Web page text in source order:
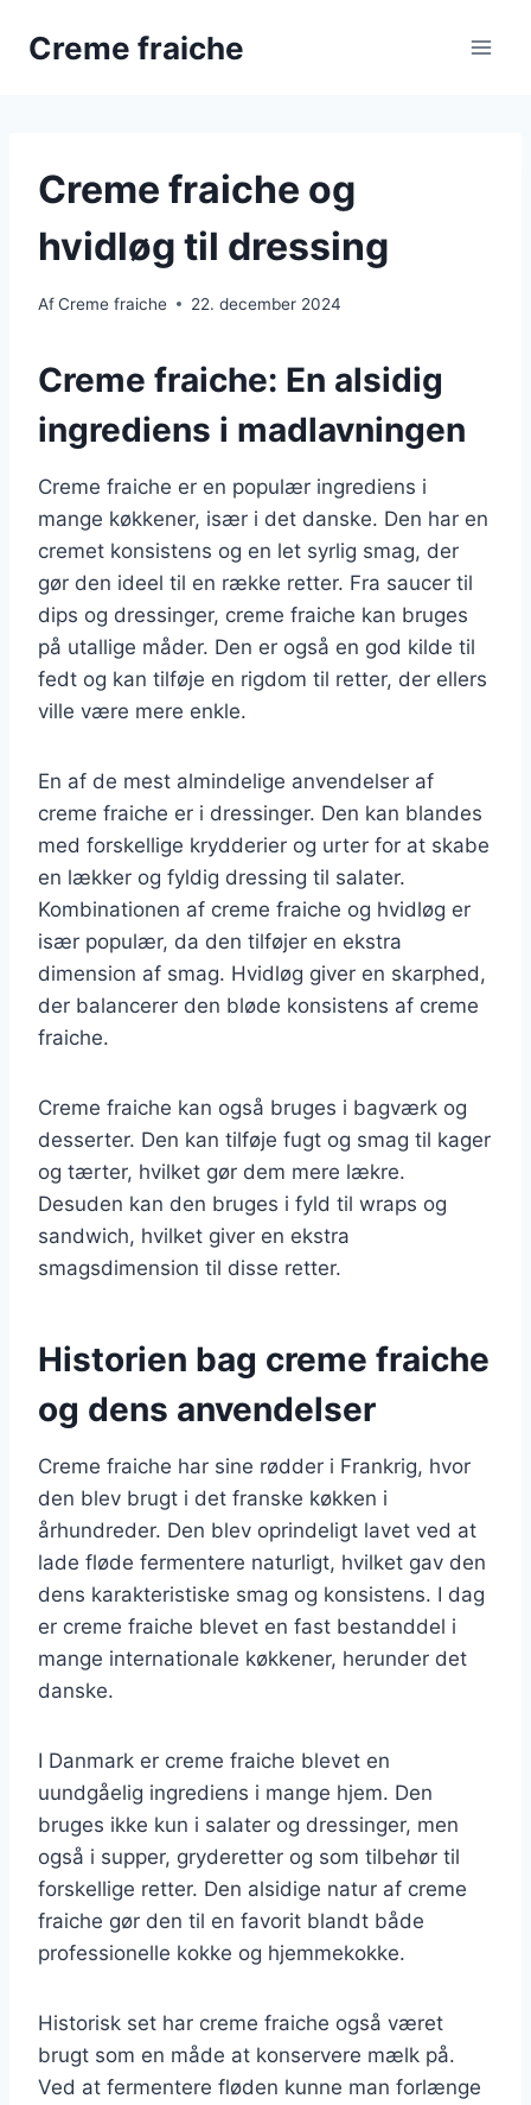
Creme fraiche
Creme fraiche og
hvidløg til dressing
AfCreme fraiche 22. december 2024
Creme fraiche: En alsidig
ingrediens i madlavningen
Creme fraiche er en populær ingrediens i
mange køkkener, især i det danske. Den har en
cremet konsistens og en let syrlig smag, der
gør den ideel til en række retter. Fra saucer til
dips og dressinger, creme fraiche kan bruges
på utallige måder. Den er også en god kilde til
fedt og kan tilføje en rigdom til retter, der ellers
ville være mere enkle.
En af de mest almindelige anvendelser af
creme fraiche er i dressinger. Den kan blandes
med forskellige krydderier og urter for at skabe
en lækker og fyldig dressing til salater.
Kombinationen af creme fraiche og hvidløg er
især populær, da den tilføjer en ekstra
dimension af smag. Hvidløg giver en skarphed,
der balancerer den bløde konsistens af creme
fraiche.
Creme fraiche kan også bruges i bagværk og
desserter. Den kan tilføje fugt og smag til kager
og tærter, hvilket gør dem mere lækre.
Desuden kan den bruges i fyld til wraps og
sandwich, hvilket giver en ekstra
smagsdimension til disse retter.
Historien bag creme fraiche
og dens anvendelser
Creme fraiche har sine rødder i Frankrig, hvor
den blev brugt i det franske køkken i
århundreder. Den blev oprindeligt lavet ved at
lade fløde fermentere naturligt, hvilket gav den
dens karakteristiske smag og konsistens. I dag
er creme fraiche blevet en fast bestanddel i
mange internationale køkkener, herunder det
danske.
I Danmark er creme fraiche blevet en
uundgåelig ingrediens i mange hjem. Den
bruges ikke kun i salater og dressinger, men
også i supper, gryderetter og som tilbehør til
forskellige retter. Den alsidige natur af creme
fraiche gør den til en favorit blandt både
professionelle kokke og hjemmekokke.
Historisk set har creme fraiche også været
brugt som en måde at konservere mælk på.
Ved at fermentere fløden kunne man forlænge